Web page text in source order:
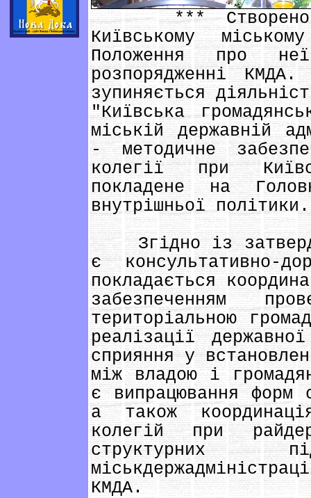
*** Створено
Київському
Положення про
розпорядженні
зупиняється
"Київська
міській державній
- методичне
колегії при
покладене на
внутрішньої політики.
Згідно із
є консультативно-
покладається
забезпеченням
територіальною
реалізації
сприяння у
між владою і
є випрацювання форм
а також
колегій при
структурних
КМДА.